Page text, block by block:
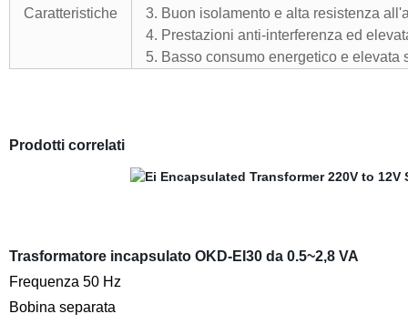
Caratteristiche
3. Buon isolamento e alta resistenza
4. Prestazioni anti-interferenza ed
5. Basso consumo energetico e elevata
Prodotti correlati
Trasformatore incapsulato OKD-EI30 da 0.5~2,8 VA
Frequenza 50 Hz
Bobina separata